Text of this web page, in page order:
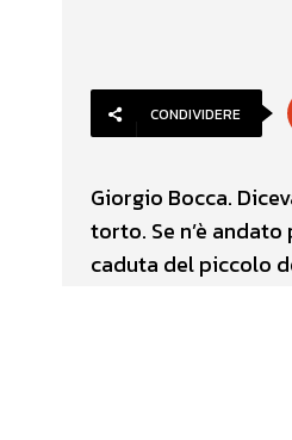
CONDIVIDERE
Giorgio Bocca.
torto. Se n’è
caduta del piccolo